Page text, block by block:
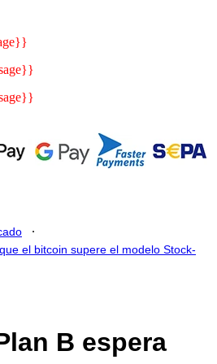
.
el bitcoin supere el modelo Stock-
B espera